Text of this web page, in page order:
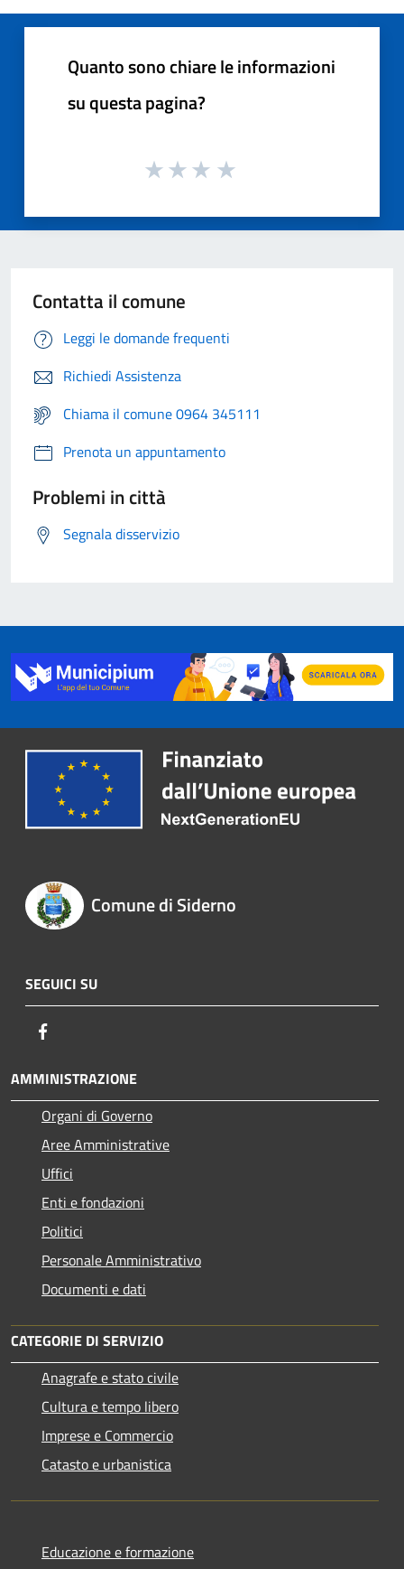
Quanto sono chiare le informazioni
su questa pagina?
Contatta il comune
Leggi le domande frequenti
Richiedi Assistenza
Chiama il comune 0964 345111
Prenota un appuntamento
Problemi in città
Segnala disservizio
Comune di Siderno
SEGUICI SU
AMMINISTRAZIONE
Organi di Governo
Aree Amministrative
Uffici
Enti e fondazioni
Politici
Personale Amministrativo
Documenti e dati
CATEGORIE DI SERVIZIO
Anagrafe e stato civile
Cultura e tempo libero
Imprese e Commercio
Catasto e urbanistica
Educazione e formazione